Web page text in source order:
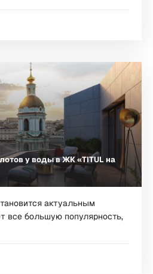
у воды в ЖК «TITUL на
актуальным
все большую популярность,